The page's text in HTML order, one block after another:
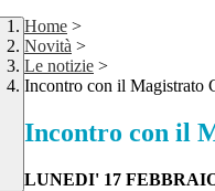
Home >
Novità >
Le notizie >
Incontro con il Magistrato
Incontro con il
LUNEDI' 17